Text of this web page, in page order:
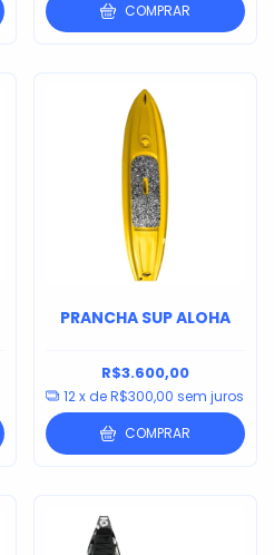
COMPRAR
PRANCHA SUP ALOHA
R$3.600,00
12x deR$300,00 sem juros
COMPRAR